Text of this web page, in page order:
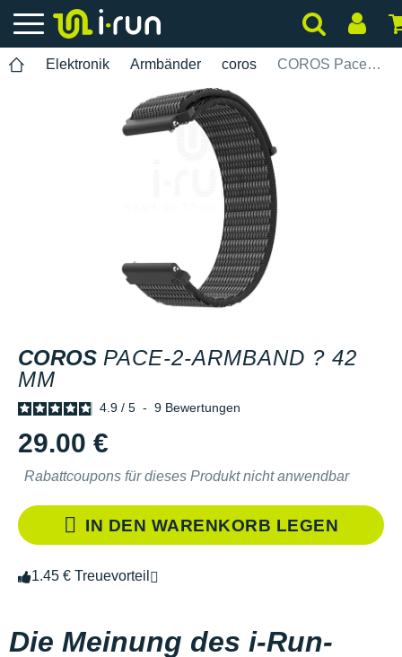
Elektronik Armbänder coros COROS Pace-2-Armband ? 42 mm
COROS PACE-2-ARMBAND ? 42
MM
4.9 / 5 - 9 Bewertungen
29.00 €
Rabattcoupons für dieses Produkt nicht anwendbar
IN DEN WARENKORB LEGEN
1.45 € Treuevorteil
Die Meinung des i-Run-